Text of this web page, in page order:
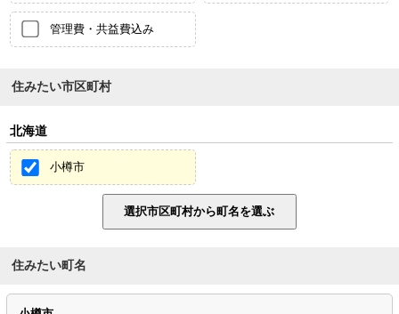
管理費・共益費込み
住みたい市区町村
北海道
小樽市
住みたい町名